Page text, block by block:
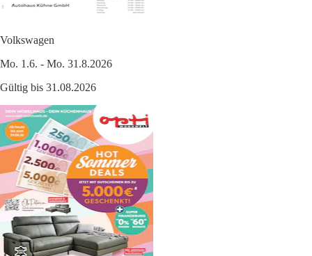
Volkswagen
Mo. 1.6. - Mo. 31.8.2026
Gültig bis 31.08.2026